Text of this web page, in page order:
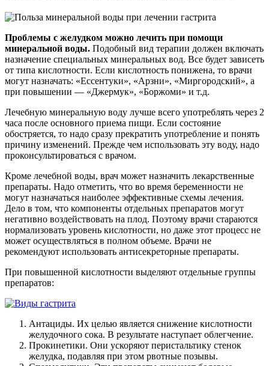
Проблемы с желудком можно лечить при помощи
минеральной воды. Подобный вид терапии должен включать
назначение специальных минеральных вод. Все будет зависеть
от типа кислотности. Если кислотность понижена, то врачи
могут назначать: «Ессентуки», «Арзни», «Миргородский», а
при повышении — «Джермук», «Боржоми» и т.д.
Лечебную минеральную воду лучше всего употреблять через 2
часа после основного приема пищи. Если состояние
обостряется, то надо сразу прекратить употребление и понять
причину изменений. Прежде чем использовать эту воду, надо
проконсультироваться с врачом.
Кроме лечебной воды, врач может назначить лекарственные
препараты. Надо отметить, что во время беременности не
могут назначаться наиболее эффективные схемы лечения.
Дело в том, что компоненты отдельных препаратов могут
негативно воздействовать на плод. Поэтому врачи стараются
нормализовать уровень кислотности, но даже этот процесс не
может осуществляться в полном объеме. Врачи не
рекомендуют использовать антисекреторные препараты.
При повышенной кислотности выделяют отдельные группы
препаратов:
Антациды. Их целью является снижение кислотности
желудочного сока. В результате наступает облегчение.
Прокинетики. Они ускоряют перистальтику стенок
желудка, подавляя при этом рвотные позывы.